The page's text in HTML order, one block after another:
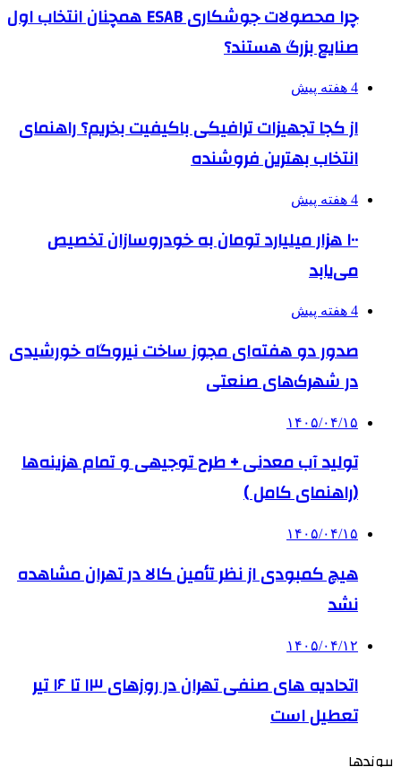
چرا محصولات جوشکاری ESAB همچنان انتخاب اول
صنایع بزرگ هستند؟
4 هفته پیش
از کجا تجهیزات ترافیکی باکیفیت بخریم؟ راهنمای
انتخاب بهترین فروشنده
4 هفته پیش
۱۰۰ هزار میلیارد تومان به خودروسازان تخصیص
می‌یابد
4 هفته پیش
صدور دو هفته‌ای مجوز ساخت نیروگاه خورشیدی
در شهرک‌های صنعتی
۱۴۰۵/۰۴/۱۵
تولید آب معدنی + طرح توجیهی و تمام هزینه‌ها
(راهنمای کامل )
۱۴۰۵/۰۴/۱۵
هیچ کمبودی از نظر تأمین کالا در تهران مشاهده
نشد
۱۴۰۵/۰۴/۱۲
اتحادیه های صنفی تهران در روزهای ۱۳ تا ۱۶ تیر
تعطیل است